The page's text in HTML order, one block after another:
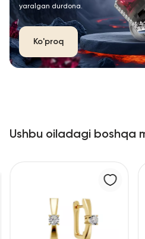
yaralgan durdona.
Ko'proq
Ushbu oiladagi boshqa